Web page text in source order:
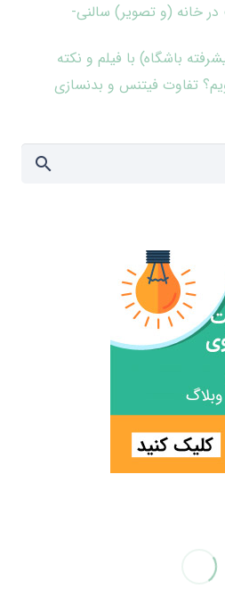
خانه (و تصویر) سالنی-
تفاوت فیتنس و بدنسازی